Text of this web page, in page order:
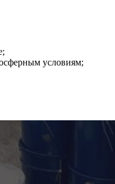
условиям;